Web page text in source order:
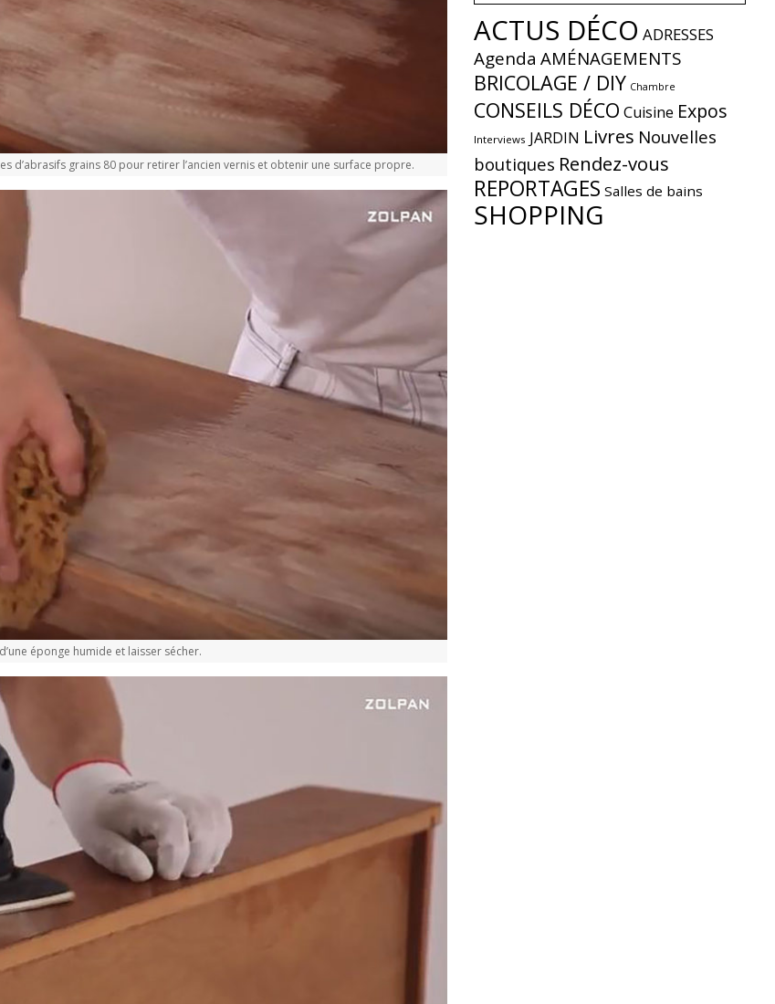
d’abrasifs grains 80 pour retirer l’ancien vernis et obtenir une surface propre.
éponge humide et laisser sécher.
ACTUS DÉCO ADRESSES
Agenda AMÉNAGEMENTS
BRICOLAGE / DIY Chambre
CONSEILS DÉCO Cuisine Expos
Interviews JARDIN Livres Nouvelles
boutiques Rendez-vous
REPORTAGES Salles de bains
SHOPPING